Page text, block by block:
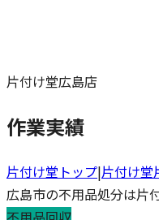
片付け堂広島店
作業実績
片付け堂トップ|片付け堂
広島市の不用品処分は片